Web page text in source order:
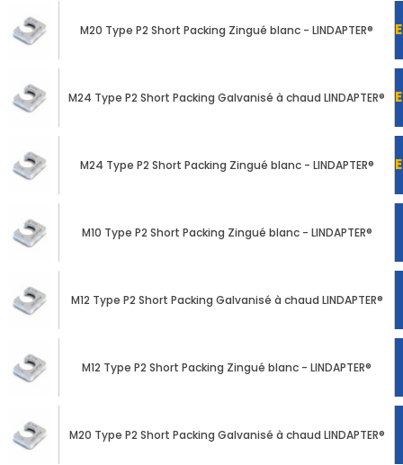
Mon
Contact
M20 Type P2 Short Packing Zingué blanc - LINDAPTER®
M24 Type P2 Short Packing Galvanisé à chaud LINDAPTER®
M24 Type P2 Short Packing Zingué blanc - LINDAPTER®
M10 Type P2 Short Packing Zingué blanc - LINDAPTER®
M12 Type P2 Short Packing Galvanisé à chaud LINDAPTER®
M12 Type P2 Short Packing Zingué blanc - LINDAPTER®
M20 Type P2 Short Packing Galvanisé à chaud LINDAPTER®